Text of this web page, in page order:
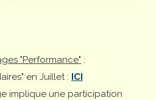
"Performance" :
en Juillet : ICI
implique une participation